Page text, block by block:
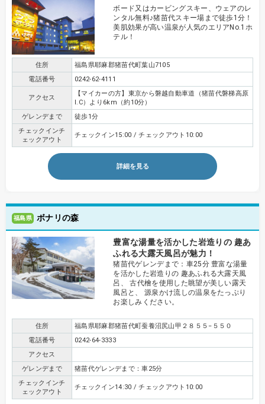
ボード又はカービングスキー、ウェアのレ
ンタル無料♪猪苗代スキー場まで徒歩1分！
美肌効果が高い温泉が人気のエリアNo.1ホ
テル！
住所
福島県耶麻郡猪苗代町葉山7105
電話番号
0242-62-4111
アクセス
【マイカーの方】東京から磐越自動車道（猪苗代磐梯高原
I.C）より6km（約10分）
ゲレンデまで
徒歩1分
チェックインチ
ェックアウト
チェックイン15:00 / チェックアウト10:00
詳細を見る
福島県 ボナリの森
豊富な湯量を活かした岩造りの 趣あ
ふれる大露天風呂が魅力！
猪苗代ゲレンデまで：車25分 豊富な湯量
を活かした岩造りの 趣あふれる大露天風
呂、 古代檜を使用した眺望が美しい露天
風呂と、 源泉かけ流しの温泉をたっぷり
お楽しみください。
住所
福島県耶麻郡猪苗代町蚕養沼尻山甲２８５５−５５０
電話番号
0242-64-3333
アクセス
ゲレンデまで
猪苗代ゲレンデまで：車25分
チェックインチ
ェックアウト
チェックイン14:30 / チェックアウト10:00